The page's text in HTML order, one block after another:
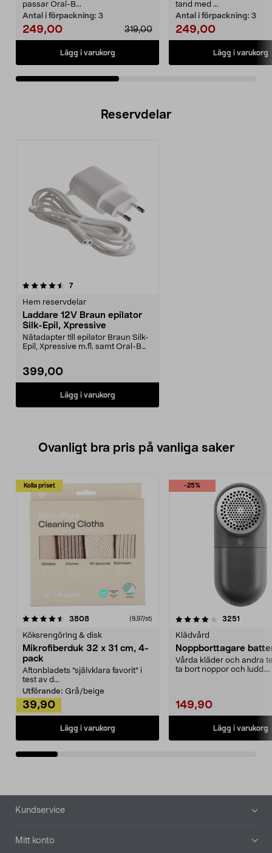
passar Oral-B...
Antal i förpackning: 3
319,00
249,00
Lägg i varukorg
tand med ...
Antal i förpackning: 3
249,00
Lägg i varukorg
Reservdelar
7recensioner
Hem reservdelar
Laddare 12V Braun epilator
Silk-Epil, Xpressive
Nätadapter till epilator Braun Silk-
Epil, Xpressive m.fl. samt Oral-B
399,00
Lägg i varukorg
Ovanligt bra pris på vanliga saker
Kolla priset
3808recensioner (9,97/st)
Köksrengöring & disk
Mikrofiberduk 32 x 31 cm, 4-
pack
Aftonbladets "självklara favorit” i
test av d...
Utförande: Grå/beige
39,90
Lägg i varukorg
-25%
4.0av 5 stjärnor 3251
Klädvård
Noppborttagare
Vårda kläder och andra
ta bort noppor och ludd.
149,90
Lägg i varukorg
4.5av 5 stjärnor
Sidfot
Kundservice
Mitt konto